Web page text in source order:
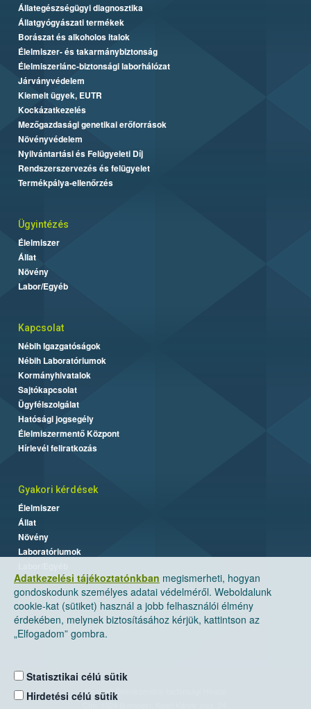
Adatkezelési tájékoztatónkban megismerheti, hogyan
gondoskodunk személyes adatai védelméről. Weboldalunk
cookie-kat (sütiket) használ a jobb felhasználói élmény
érdekében, melynek biztosításához kérjük, kattintson az
„Elfogadom” gombra.
Statisztikai célú sütik
Hirdetési célú sütik
Állategészségügyi diagnosztika
Állatgyógyászati termékek
Borászat és alkoholos italok
Élelmiszer- és takarmánybiztonság
Élelmiszerlánc-biztonsági laborhálózat
Járványvédelem
Kiemelt ügyek, EUTR
Kockázatkezelés
Mezőgazdasági genetikai erőforrások
Növényvédelem
Nyilvántartási és Felügyeleti Díj
Rendszerszervezés és felügyelet
Termékpálya-ellenőrzés
Ügyintézés
Élelmiszer
Állat
Növény
Labor/Egyéb
Kapcsolat
Nébih Igazgatóságok
Nébih Laboratóriumok
Kormányhivatalok
Sajtókapcsolat
Ügyfélszolgálat
Hatósági jogsegély
Élelmiszermentő Központ
Hírlevél feliratkozás
Gyakori kérdések
Élelmiszer
Állat
Növény
Laboratóriumok
Nemzeti Élelmiszerlánc-biztonsági Hivatal